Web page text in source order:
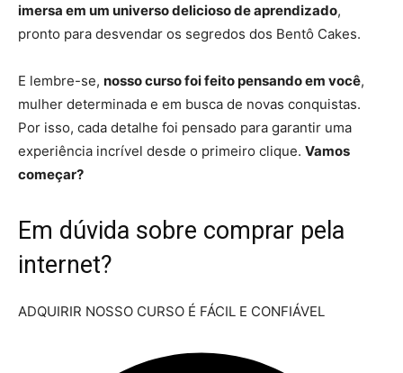
imersa em um universo delicioso de aprendizado,
pronto para desvendar os segredos dos Bentô Cakes.
E lembre-se, nosso curso foi feito pensando em você,
mulher determinada e em busca de novas conquistas.
Por isso, cada detalhe foi pensado para garantir uma
experiência incrível desde o primeiro clique. Vamos
começar?
Em dúvida sobre comprar pela
internet?
ADQUIRIR NOSSO CURSO É FÁCIL E CONFIÁVEL